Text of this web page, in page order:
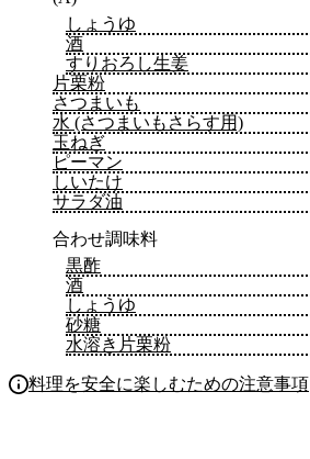
しょうゆ
酒
すりおろし生姜
片栗粉
さつまいも
水 (さつまいもさらす用)
玉ねぎ
ピーマン
しいたけ
サラダ油
合わせ調味料
黒酢
酒
しょうゆ
砂糖
水溶き片栗粉
料理を安全に楽しむための注意事項